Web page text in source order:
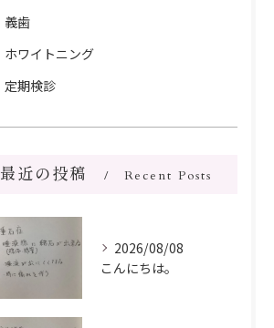
義歯
ホワイトニング
定期検診
最近の投稿 Recent Posts
2026/08/08
こんにちは。